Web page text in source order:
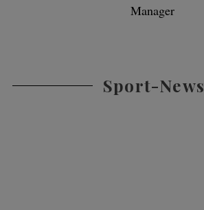
Manager
Sport-News